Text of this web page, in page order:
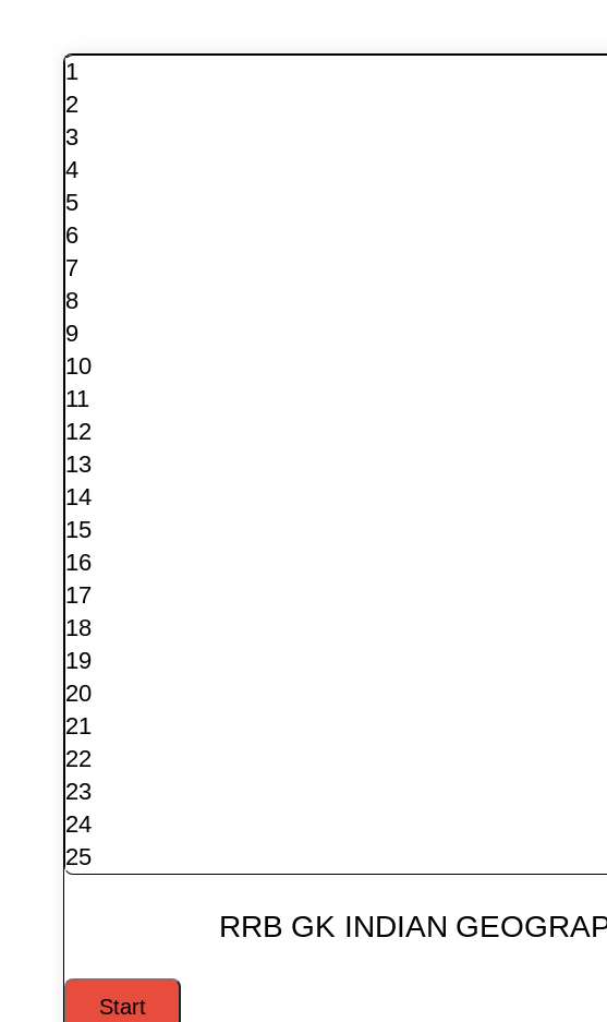
1
2
3
4
5
6
7
8
9
10
11
12
13
14
15
16
17
18
19
20
21
22
23
24
25
RRB GK INDIAN